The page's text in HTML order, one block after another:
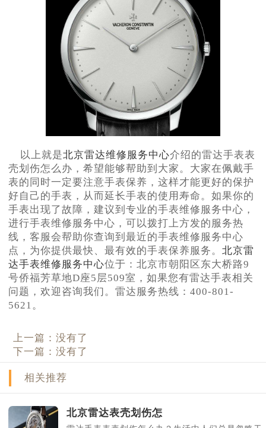
以上就是北京雷达维修服务中心介绍的雷达手表表
壳划伤怎么办，希望能够帮助到大家。大家在佩戴手
表的同时一定要注意手表保养，这样才能更好的保护
好自己的手表，从而延长手表的使用寿命。如果你的
手表出现了故障，建议到专业的手表维修服务中心，
进行手表维修服务中心，可以拨打上方发的服务热
线，客服会帮助你查询到最近的手表维修服务中心
点，为你提供最快、最有效的手表保养服务。 北京雷
达手表维修服务中心位于：北京市朝阳区东大桥路9
号侨福芳草地D座5层509室，如果您有雷达手表相关
问题，欢迎咨询我们。雷达服务热线：400-801-
5621。
上一篇：没有了
下一篇：没有了
相关推荐
北京雷达表壳划伤怎